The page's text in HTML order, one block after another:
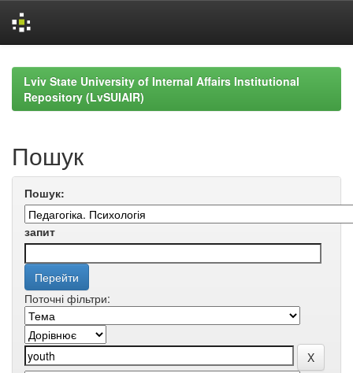
navigationLviv State University of Internal Affairs Institutional
Repository (LvSUIAIR)
Пошук
Пошук:
запит
Поточні фільтри: